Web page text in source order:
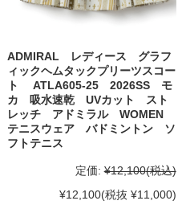
ADMIRAL レディース グラフ
ィックヘムタックプリーツスコー
ト ATLA605-25 2026SS モ
カ 吸水速乾 UVカット スト
レッチ アドミラル WOMEN
テニスウェア バドミントン ソ
フトテニス
定価: ¥12,100(税込)
¥12,100(税抜 ¥11,000)